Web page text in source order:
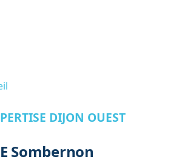
DIJON OUEST
Sombernon